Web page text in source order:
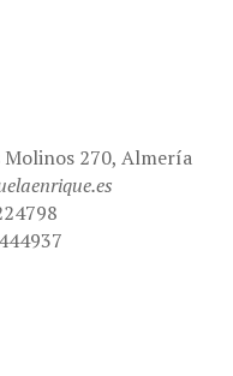
270, Almería